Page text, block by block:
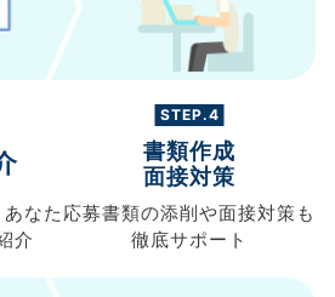
あなた
介
STEP.4
書類作成
面接対策
応募書類の添削や面接対策も
徹底サポート